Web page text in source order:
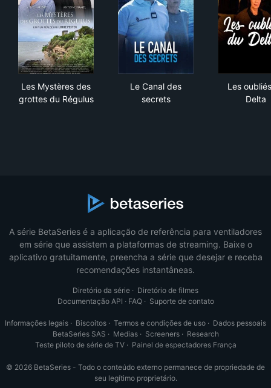
Les Mystères des
grottes du Régulus
Le Canal des
secrets
Les
Delta
A série BetaSeries é a aplicação de referência para ventiladores
em série que assistem a plataformas de streaming. Baixe o
aplicativo gratuitamente, preencha a série que desejar e receba
recomendações instantâneas.
Diretório da série · Diretório de filmes
Documentação API · FAQ· Suporte de contato
Informações legais · Biscoitos · Termos e condições de uso · Dados pessoais
BetaSeries SAS · Medias· Screeners· Research
Teste piloto de série de TV· Painel de espectadores França
© 2026 BetaSeries - Todo o conteúdo externo permanece de propriedade de
seu legítimo proprietário.